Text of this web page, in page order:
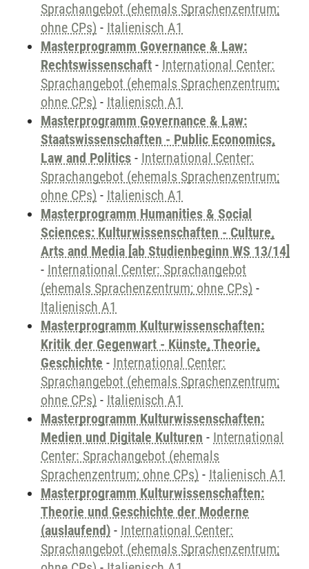
Sprachangebot (ehemals Sprachenzentrum;
ohne CPs) - Italienisch A1
Masterprogramm Governance & Law:
Rechtswissenschaft - International Center:
Sprachangebot (ehemals Sprachenzentrum;
ohne CPs) - Italienisch A1
Masterprogramm Governance & Law:
Staatswissenschaften - Public Economics,
Law and Politics - International Center:
Sprachangebot (ehemals Sprachenzentrum;
ohne CPs) - Italienisch A1
Masterprogramm Humanities & Social
Sciences: Kulturwissenschaften - Culture,
Arts and Media [ab Studienbeginn WS 13/14]
- International Center: Sprachangebot
(ehemals Sprachenzentrum; ohne CPs) -
Italienisch A1
Masterprogramm Kulturwissenschaften:
Kritik der Gegenwart - Künste, Theorie,
Geschichte - International Center:
Sprachangebot (ehemals Sprachenzentrum;
ohne CPs) - Italienisch A1
Masterprogramm Kulturwissenschaften:
Medien und Digitale Kulturen - International
Center: Sprachangebot (ehemals
Sprachenzentrum; ohne CPs) - Italienisch A1
Masterprogramm Kulturwissenschaften:
Theorie und Geschichte der Moderne
(auslaufend) - International Center:
Sprachangebot (ehemals Sprachenzentrum;